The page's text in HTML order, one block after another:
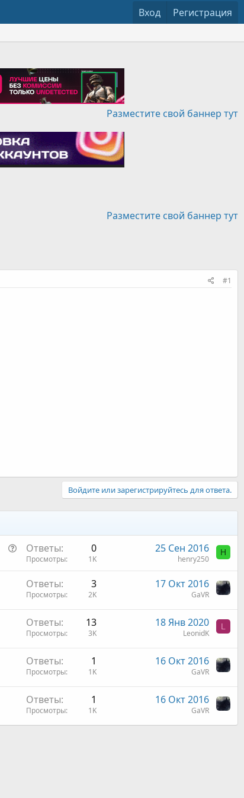
Вход Регистрация
Разместите свой баннер тут
Разместите свой баннер тут
#1
Войдите или зарегистрируйтесь для ответа.
В
Ответы 0
Просмотры 1K
25 Сен 2016
henry250
H
Ответы 3
Просмотры 2K
17 Окт 2016
GaVR
Ответы 13
Просмотры 3K
18 Янв 2020
LeonidK
L
Ответы 1
Просмотры 1K
16 Окт 2016
GaVR
Ответы 1
Просмотры 1K
16 Окт 2016
GaVR